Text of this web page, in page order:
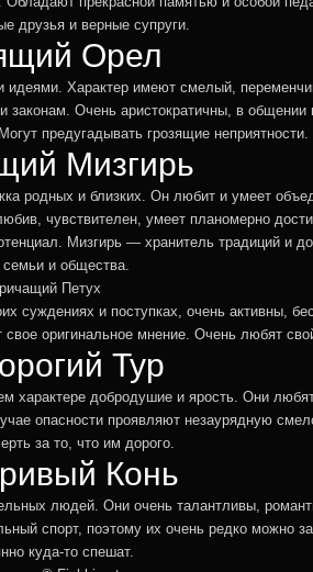
друзья и верные супруги.
Орел
Характер имеют смелый,
законам. Очень аристократичны, в
предугадывать грозящие неприятности.
Мизгирь
родных и близких. Он любит и умеет
чувствителен, умеет планомерно
Мизгирь — хранитель традиций и
семьи и общества.
Петух
суждениях и поступках, очень активны,
оригинальное мнение. Очень любят
Тур
характере добродушие и ярость. Они
опасности проявляют незаурядную
за то, что им дорого.
Конь
людей. Они очень талантливы,
спорт, поэтому их очень редко можно
куда-то спешат.